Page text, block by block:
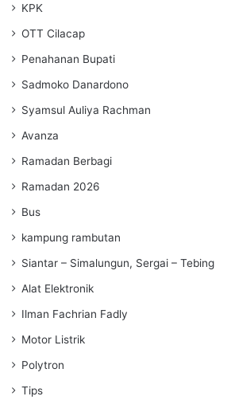
KPK
OTT Cilacap
Penahanan Bupati
Sadmoko Danardono
Syamsul Auliya Rachman
Avanza
Ramadan Berbagi
Ramadan 2026
Bus
kampung rambutan
Siantar – Simalungun, Sergai – Tebing
Alat Elektronik
Ilman Fachrian Fadly
Motor Listrik
Polytron
Tips